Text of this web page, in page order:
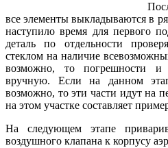
все элементы выкладываются в
наступило время для первого
деталь по отдельности
стеклом на наличие
возможно, то погрешности и
вручную. Если на данном
возможно, то эти части идут на
на этом участке составляет
На следующем этапе
воздушного клапана к корпусу